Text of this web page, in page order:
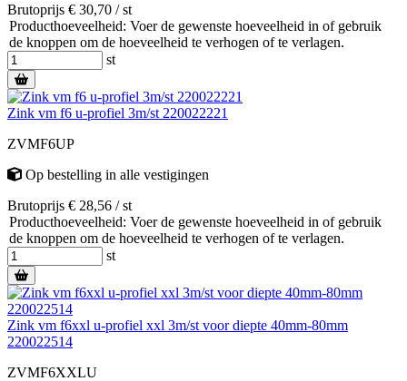
Brutoprijs € 30,70 / st
Producthoeveelheid: Voer de gewenste hoeveelheid in of gebruik
de knoppen om de hoeveelheid te verhogen of te verlagen.
st
Zink vm f6 u-profiel 3m/st 220022221
ZVMF6UP
Op bestelling in alle vestigingen
Brutoprijs € 28,56 / st
Producthoeveelheid: Voer de gewenste hoeveelheid in of gebruik
de knoppen om de hoeveelheid te verhogen of te verlagen.
st
Zink vm f6xxl u-profiel xxl 3m/st voor diepte 40mm-80mm
220022514
ZVMF6XXLU